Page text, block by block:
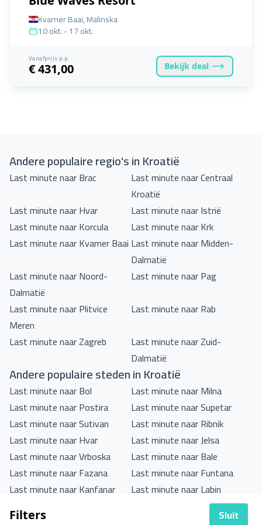
Filters Sluit
Kvarner Baai, Malinska
10 okt. - 17 okt.
Vanafprijs p.p.
€ 431,00 Bekijk deal
Andere populaire regio's in Kroatië
Last minute naar Brac
Last minute naar Centraal
Kroatië
Last minute naar Hvar
Last minute naar Istrië
Last minute naar Korcula
Last minute naar Krk
Last minute naar Kvarner Baai Last minute naar Midden-
Dalmatië
Last minute naar Noord-
Dalmatië
Last minute naar Pag
Last minute naar Plitvice
Meren
Last minute naar Rab
Last minute naar Zagreb
Last minute naar Zuid-
Dalmatië
Andere populaire steden in Kroatië
Last minute naar Bol
Last minute naar Milna
Last minute naar Postira
Last minute naar Supetar
Last minute naar Sutivan
Last minute naar Ribnik
Last minute naar Hvar
Last minute naar Jelsa
Last minute naar Vrboska
Last minute naar Bale
Last minute naar Fazana
Last minute naar Funtana
Last minute naar Kanfanar
Last minute naar Labin
Last minute naar Novigrad